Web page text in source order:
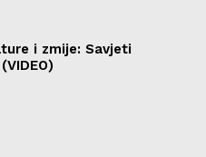
i zmije: Savjeti